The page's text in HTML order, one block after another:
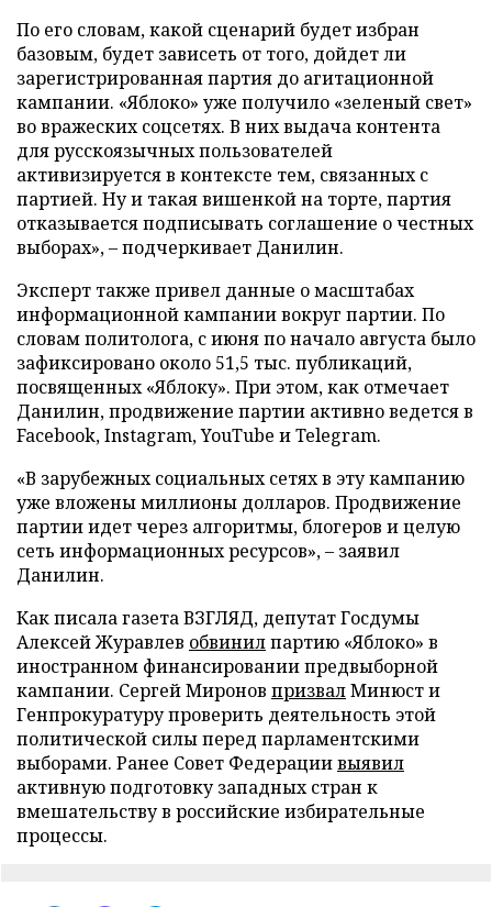
По его словам, какой сценарий будет избран
базовым, будет зависеть от того, дойдет ли
зарегистрированная партия до агитационной
кампании. «Яблоко» уже получило «зеленый свет»
во вражеских соцсетях. В них выдача контента
для русскоязычных пользователей
активизируется в контексте тем, связанных с
партией. Ну и такая вишенкой на торте, партия
отказывается подписывать соглашение о честных
выборах», – подчеркивает Данилин.
Эксперт также привел данные о масштабах
информационной кампании вокруг партии. По
словам политолога, с июня по начало августа было
зафиксировано около 51,5 тыс. публикаций,
посвященных «Яблоку». При этом, как отмечает
Данилин, продвижение партии активно ведется в
Facebook, Instagram, YouTube и Telegram.
«В зарубежных социальных сетях в эту кампанию
уже вложены миллионы долларов. Продвижение
партии идет через алгоритмы, блогеров и целую
сеть информационных ресурсов», – заявил
Данилин.
Как писала газета ВЗГЛЯД, депутат Госдумы
Алексей Журавлев обвинилпартию «Яблоко» в
иностранном финансировании предвыборной
кампании. Сергей Миронов призвалМинюст и
Генпрокуратуру проверить деятельность этой
политической силы перед парламентскими
выборами. Ранее Совет Федерациивыявил
активную подготовку западных стран к
вмешательству в российские избирательные
процессы.